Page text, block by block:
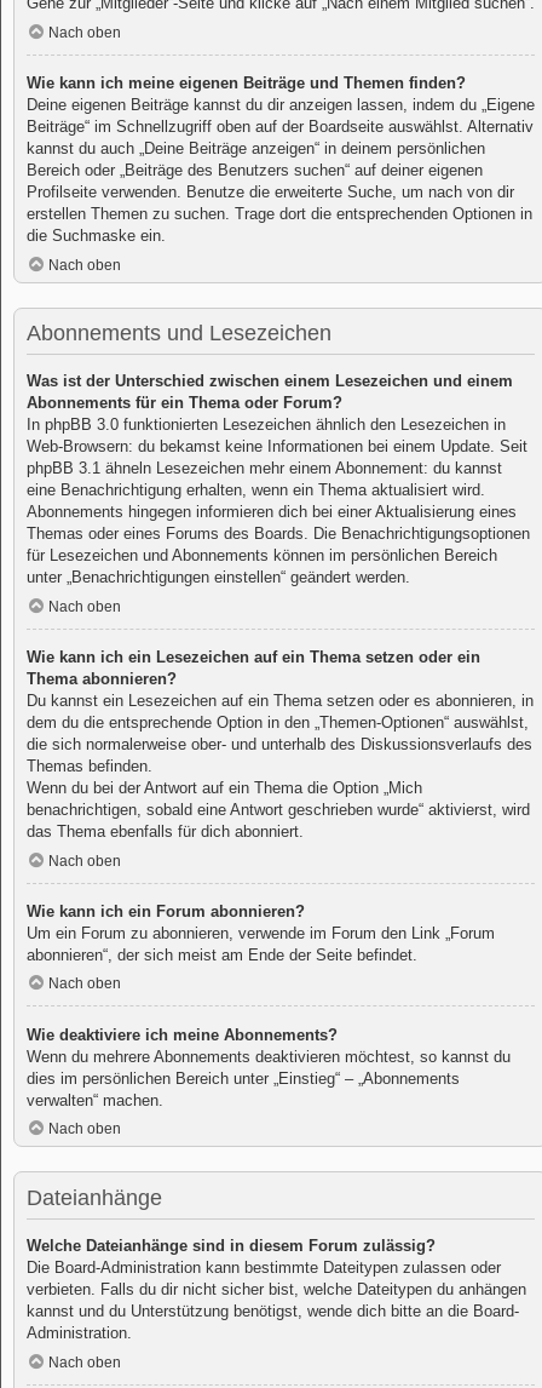
Nach oben
Wie kann ich meine eigenen Beiträge und Themen finden?
Deine eigenen Beiträge kannst du dir anzeigen lassen, indem du „Eigene
Beiträge“ im Schnellzugriff oben auf der Boardseite auswählst. Alternativ
kannst du auch „Deine Beiträge anzeigen“ in deinem persönlichen
Bereich oder „Beiträge des Benutzers suchen“ auf deiner eigenen
Profilseite verwenden. Benutze die erweiterte Suche, um nach von dir
erstellen Themen zu suchen. Trage dort die entsprechenden Optionen in
die Suchmaske ein.
Nach oben
Abonnements und Lesezeichen
Was ist der Unterschied zwischen einem Lesezeichen und einem
Abonnements für ein Thema oder Forum?
In phpBB 3.0 funktionierten Lesezeichen ähnlich den Lesezeichen in
Web-Browsern: du bekamst keine Informationen bei einem Update. Seit
phpBB 3.1 ähneln Lesezeichen mehr einem Abonnement: du kannst
eine Benachrichtigung erhalten, wenn ein Thema aktualisiert wird.
Abonnements hingegen informieren dich bei einer Aktualisierung eines
Themas oder eines Forums des Boards. Die Benachrichtigungsoptionen
für Lesezeichen und Abonnements können im persönlichen Bereich
unter „Benachrichtigungen einstellen“ geändert werden.
Nach oben
Wie kann ich ein Lesezeichen auf ein Thema setzen oder ein
Thema abonnieren?
Du kannst ein Lesezeichen auf ein Thema setzen oder es abonnieren, in
dem du die entsprechende Option in den „Themen-Optionen“ auswählst,
die sich normalerweise ober- und unterhalb des Diskussionsverlaufs des
Themas befinden.
Wenn du bei der Antwort auf ein Thema die Option „Mich
benachrichtigen, sobald eine Antwort geschrieben wurde“ aktivierst, wird
das Thema ebenfalls für dich abonniert.
Nach oben
Wie kann ich ein Forum abonnieren?
Um ein Forum zu abonnieren, verwende im Forum den Link „Forum
abonnieren“, der sich meist am Ende der Seite befindet.
Nach oben
Wie deaktiviere ich meine Abonnements?
Wenn du mehrere Abonnements deaktivieren möchtest, so kannst du
dies im persönlichen Bereich unter „Einstieg“ – „Abonnements
verwalten“ machen.
Nach oben
Dateianhänge
Welche Dateianhänge sind in diesem Forum zulässig?
Die Board-Administration kann bestimmte Dateitypen zulassen oder
verbieten. Falls du dir nicht sicher bist, welche Dateitypen du anhängen
kannst und du Unterstützung benötigst, wende dich bitte an die Board-
Administration.
Nach oben